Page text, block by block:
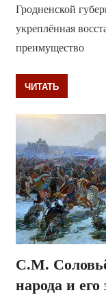
Гродненской
укреплённая
преимущество
ЧИТАТЬ
С.М.
народа и